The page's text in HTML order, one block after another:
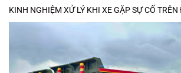
KINH NGHIỆM XỬ LÝ KHI XE GẶP SỰ CỐ TRÊN